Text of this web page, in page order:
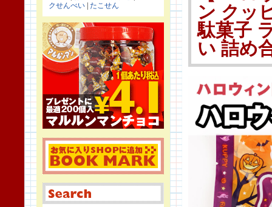
クせんべい たこせん
ン クッ
駄菓子
い 詰め